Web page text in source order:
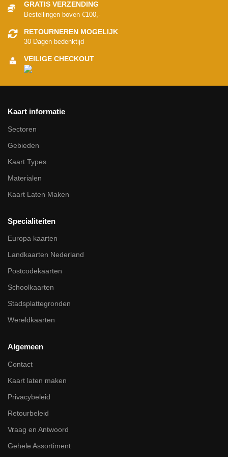
GRATIS VERZENDING
Bestellingen boven €100,-
RETOURNEREN MOGELIJK
30 Dagen bedenktijd
VEILIGE CHECKOUT
Kaart informatie
Sectoren
Gebieden
Kaart Types
Materialen
Kaart Laten Maken
Specialiteiten
Europa kaarten
Landkaarten Nederland
Postcodekaarten
Schoolkaarten
Stadsplattegronden
Wereldkaarten
Algemeen
Contact
Kaart laten maken
Privacybeleid
Retourbeleid
Vraag en Antwoord
Gehele Assortiment